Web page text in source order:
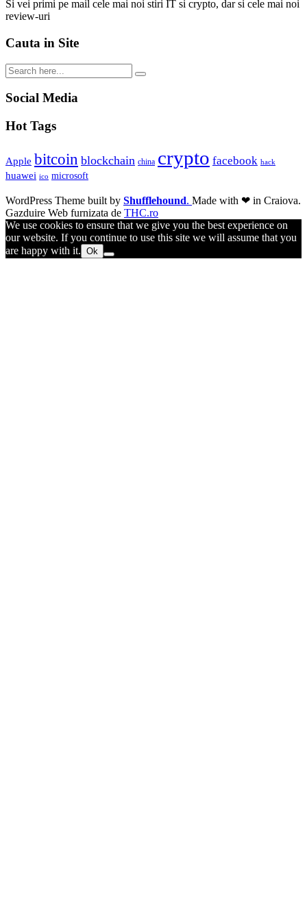
Si vei primi pe mail cele mai noi stiri IT si crypto, dar si cele mai noi
review-uri
Cauta in Site
Social Media
Hot Tags
Apple bitcoin blockchain china crypto facebook hack
huawei ico microsoft
WordPress Theme built by Shufflehound. Made with ❤ in Craiova.
Gazduire Web furnizata de THC.ro
We use cookies to ensure that we give you the best experience on
our website. If you continue to use this site we will assume that you
are happy with it. Ok